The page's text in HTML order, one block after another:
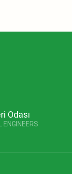
Odası
ENGINEERS